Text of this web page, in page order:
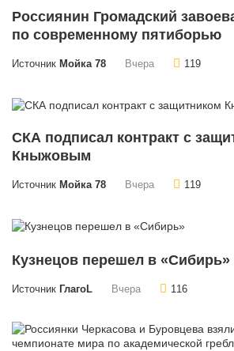
Россиянин Громадский
по современному пятиборью
Источник Мойка 78 Вчера 119
СКА подписал контракт с
Кныжовым
Источник Мойка 78 Вчера 119
Кузнецов перешел в «Сибирь»
Источник ГлагоL Вчера 116